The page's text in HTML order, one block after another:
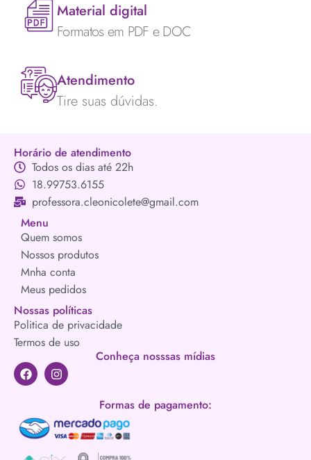
Material digital
Formatos em PDF e DOC
Atendimento
Tire suas dúvidas.
Horário de atendimento
Todos os dias até 22h
18.99753.6155
professora.cleonicolete@gmail.com
Menu
Quem somos
Nossos produtos
Mnha conta
Meus pedidos
Nossas políticas
Politica de privacidade
Termos de uso
Conheça nosssas mídias
Formas de pagamento: